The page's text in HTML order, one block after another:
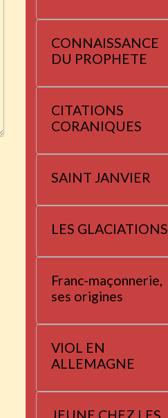
CONNAISSANCE
DU PROPHETE
CITATIONS
CORANIQUES
SAINT JANVIER
LES GLACIATIONS
Franc-maçonnerie,
ses origines
VIOL EN
ALLEMAGNE